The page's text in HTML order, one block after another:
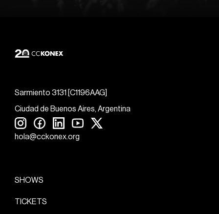
Sarmiento 3131 [C1196AAG]
Ciudad de Buenos Aires, Argentina
hola@cckonex.org
SHOWS
TICKETS